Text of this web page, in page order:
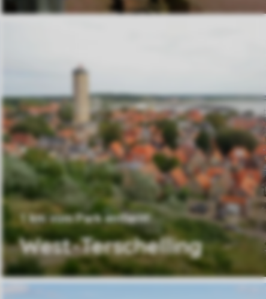
West-Terschelling
1 km vom Park entfernt